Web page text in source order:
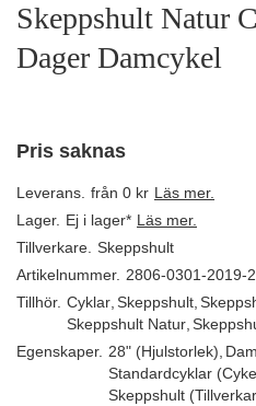
Skeppshult Natur
Dager Damcykel
Pris saknas
Leverans. från 0 kr Läs mer.
Lager. Ej i lager* Läs mer.
Tillverkare. Skeppshult
Artikelnummer. 2806-0301-2019-
Tillhör. Cyklar Skeppshult
Skeppshult Natur
Egenskaper. 28" (Hjulstorlek)
Standardcyklar
Skeppshult